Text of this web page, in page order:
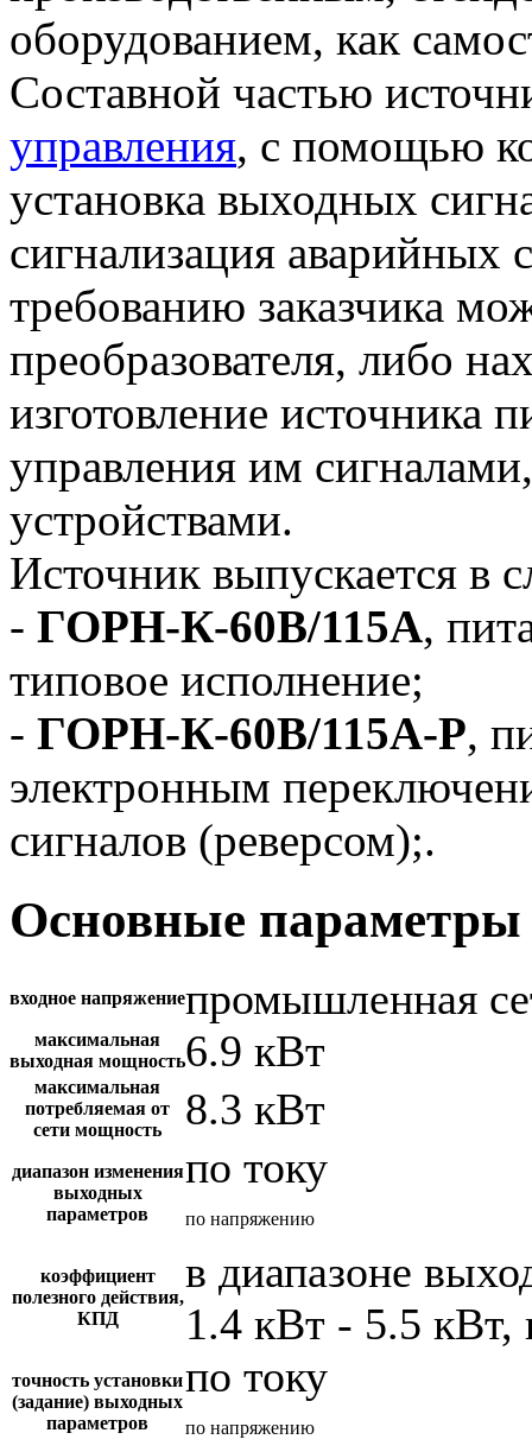
оборудованием, как
Составной частью
управления, с помощью
установка выходных
сигнализация аварийных
требованию заказчика
преобразователя, либо
изготовление источника
управления им
устройствами.
Источник выпускается
- ГОРН-К-60В/115А,
типовое исполнение;
- ГОРН-К-60В/115А-Р,
электронным
сигналов (реверсом);.
Основные параметры
входное напряжениепромышленная
максимальная
выходная мощность6.9 кВт
максимальная
потребляемая от
сети мощность
8.3 кВт
диапазон изменения
выходных
параметров
по току
по напряжению
коэффициент
полезного действия,
КПД
в диапазоне
1.4 кВт - 5.5 кВт,
точность установки
(задание) выходных
параметров
по току
по напряжению